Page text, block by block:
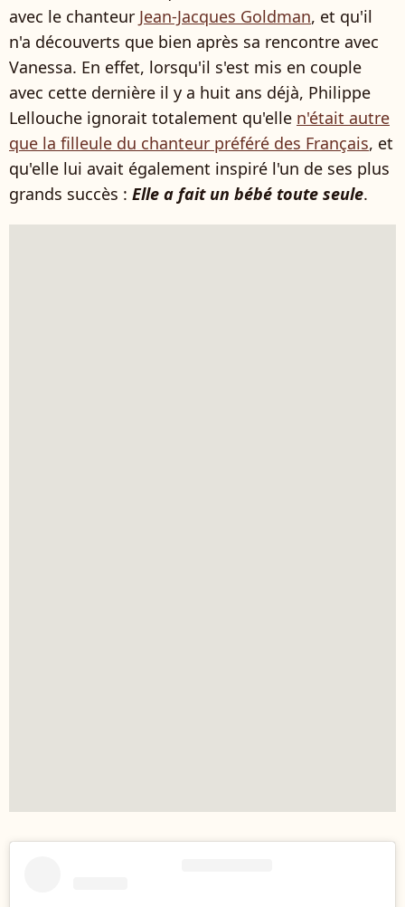
avec le chanteur Jean-Jacques Goldman, et qu'il
n'a découverts que bien après sa rencontre avec
Vanessa. En effet, lorsqu'il s'est mis en couple
avec cette dernière il y a huit ans déjà, Philippe
Lellouche ignorait totalement qu'elle n'était autre
que la filleule du chanteur préféré des Français, et
qu'elle lui avait également inspiré l'un de ses plus
grands succès : Elle a fait un bébé toute seule.